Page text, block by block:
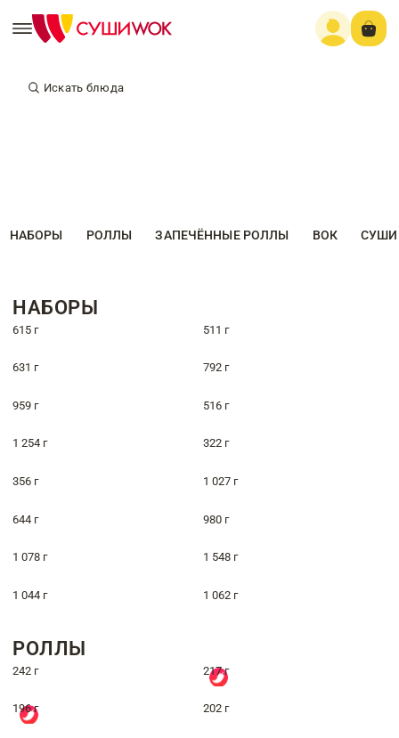
Искать блюда
НАБОРЫ РОЛЛЫ ЗАПЕЧЁННЫЕ РОЛЛЫ ВОК СУШИ
НАБОРЫ
615 г 511 г
631 г 792 г
959 г 516 г
1 254 г 322 г
356 г 1 027 г
644 г 980 г
1 078 г 1 548 г
1 044 г 1 062 г
РОЛЛЫ
242 г 217 г
196 г 202 г